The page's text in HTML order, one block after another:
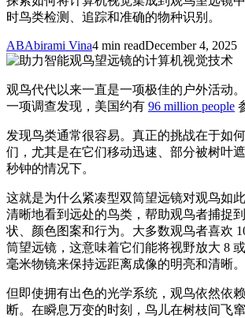
时鸟类检测、追踪和准确的物种识别。
ABAbirami Vina4 min readDecember 4, 2025
观鸟代代以来一直是一项极佳的户外活动
一项调查发现，美国约有 96 million people
发现鸟类通常很容易。真正的挑战在于如
们，尤其是在它们移动迅速、部分被树叶
秒钟的情况下。
这就是为什么紧凑型双筒望远镜对观鸟如
清晰地看到远处的鸟类，帮助观鸟者捕捉
状、颜色图案和行为。大多数观鸟者喜欢
筒望远镜，这意味着它们能将视野放大 8
毫米物镜来保持远距离成像的明亮和清晰。
但即使拥有出色的光学系统，观鸟依然依
断。在瞬息万变的时刻，鸟儿在树枝间飞